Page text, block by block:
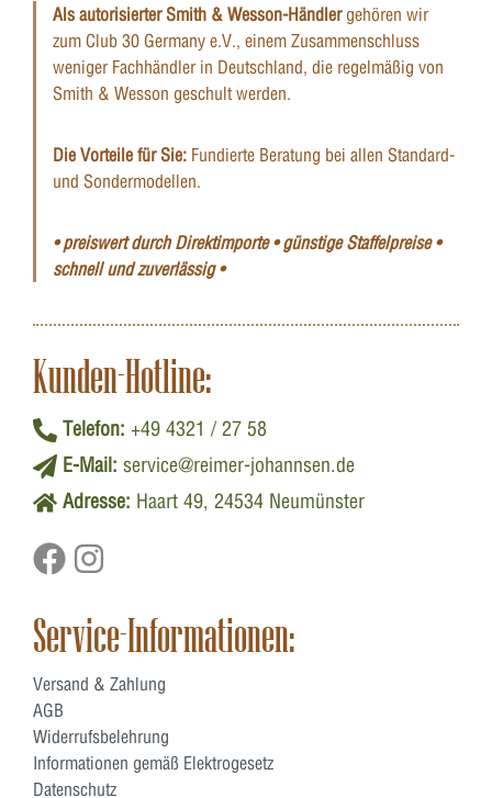
Als autorisierter Smith & Wesson-Händlergehören wir
zum Club 30 Germany e.V., einem Zusammenschluss
weniger Fachhändler in Deutschland, die regelmäßig von
Smith & Wesson geschult werden.
Die Vorteile für Sie: Fundierte Beratung bei allen Standard-
und Sondermodellen.
• preiswert durch Direktimporte • günstige Staffelpreise •
schnell und zuverlässig •
Kunden-Hotline:
Telefon: +49 4321 / 27 58
E-Mail: service@reimer-johannsen.de
Adresse: Haart 49, 24534 Neumünster
Service-Informationen:
Versand & Zahlung
AGB
Widerrufsbelehrung
Informationen gemäß Elektrogesetz
Datenschutz